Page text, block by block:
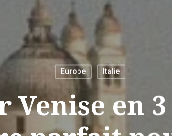
Europe Italie
Venise en